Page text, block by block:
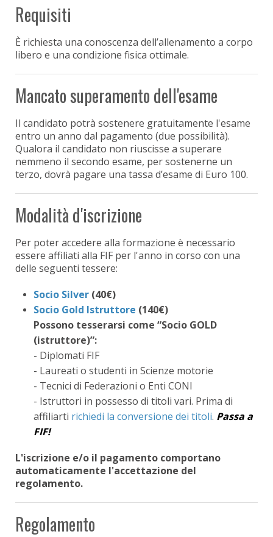
Requisiti
È richiesta una conoscenza dell’allenamento a corpo
libero e una condizione fisica ottimale.
Mancato superamento dell'esame
Il candidato potrà sostenere gratuitamente l'esame
entro un anno dal pagamento (due possibilità).
Qualora il candidato non riuscisse a superare
nemmeno il secondo esame, per sostenerne un
terzo, dovrà pagare una tassa d’esame di Euro 100.
Modalità d'iscrizione
Per poter accedere alla formazione è necessario
essere affiliati alla FIF per l'anno in corso con una
delle seguenti tessere:
Socio Silver (40€)
Socio Gold Istruttore (140€)
Possono tesserarsi come “Socio GOLD
(istruttore)”:
- Diplomati FIF
- Laureati o studenti in Scienze motorie
- Tecnici di Federazioni o Enti CONI
- Istruttori in possesso di titoli vari. Prima di
affiliarti richiedi la conversione dei titoli. Passa a
FIF!
L'iscrizione e/o il pagamento comportano
automaticamente l'accettazione del
regolamento.
Regolamento